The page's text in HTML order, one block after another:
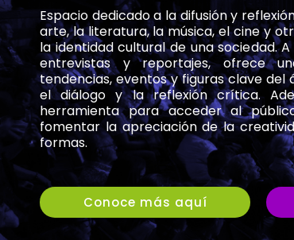
Espacio dedicado a la difusión y
arte, la literatura, la música, el cine y
la identidad cultural de una sociedad.
entrevistas y reportajes, ofrece
tendencias, eventos y figuras clave
el diálogo y la reflexión crítica.
herramienta para acceder al
fomentar la apreciación de la
formas.
Conoce más aquí